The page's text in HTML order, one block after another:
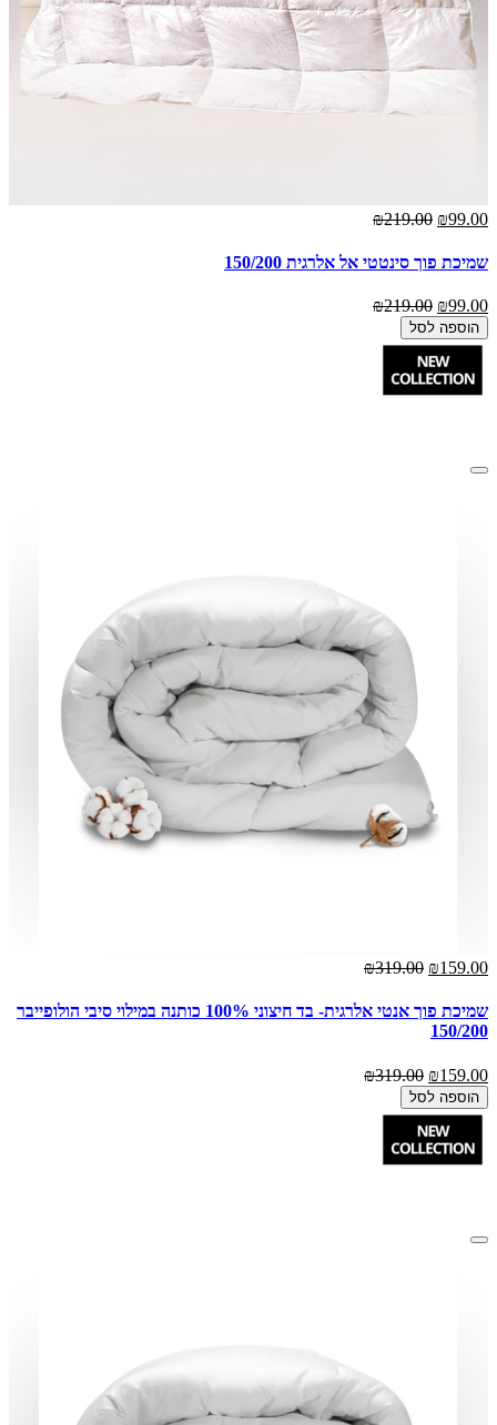
₪99.00
₪219.00
שמיכת פוך סינטטי אל אלרגית 150/200
₪99.00
₪219.00
הוספה לסל
₪159.00
₪319.00
שמיכת פוך אנטי אלרגית- בד חיצוני 100% כותנה במילוי סיבי הולופייבר
150/200
₪159.00
₪319.00
הוספה לסל